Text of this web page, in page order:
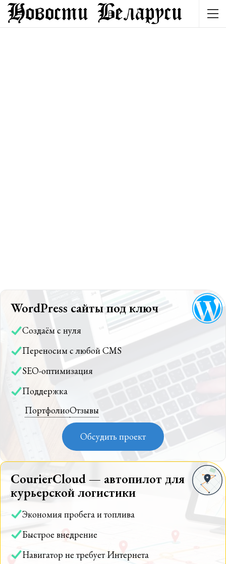
WordPress сайты под ключ
Создаём с нуля
Переносим с любой CMS
SEO-оптимизация
Поддержка
ПортфолиоОтзывы
Обсудить проект
CourierCloud — автопилот для
курьерской логистики
Экономия пробега и топлива
Быстрое внедрение
Навигатор не требует Интернета